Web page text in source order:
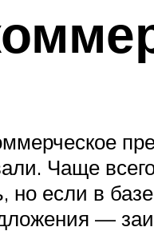
Чаще
но если в
—